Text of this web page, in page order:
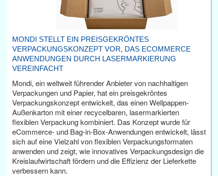
MONDI STELLT EIN PREISGEKRÖNTES
VERPACKUNGSKONZEPT VOR, DAS ECOMMERCE
ANWENDUNGEN DURCH LASERMARKIERUNG
VEREINFACHT
Mondi, ein weltweit führender Anbieter von nachhaltigen
Verpackungen und Papier, hat ein preisgekröntes
Verpackungskonzept entwickelt, das einen Wellpappen-
Außenkarton mit einer recycelbaren, lasermarkierten
flexiblen Verpackung kombiniert. Das Konzept wurde für
eCommerce- und Bag-in-Box-Anwendungen entwickelt, lässt
sich auf eine Vielzahl von flexiblen Verpackungsformaten
anwenden und zeigt, wie innovatives Verpackungsdesign die
Kreislaufwirtschaft fördern und die Effizienz der Lieferkette
verbessern kann.